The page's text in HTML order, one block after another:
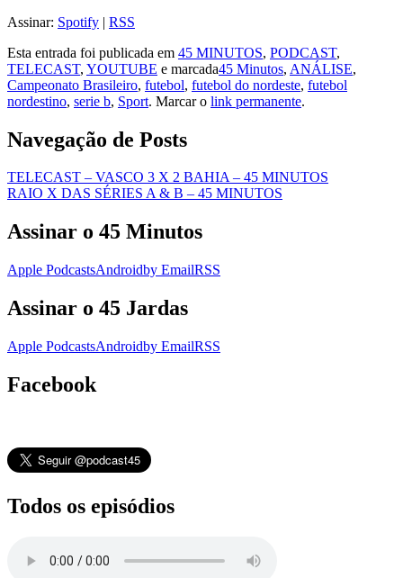
Assinar: Spotify | RSS
Esta entrada foi publicada em 45 MINUTOS, PODCAST,
TELECAST, YOUTUBE e marcada45 Minutos, ANÁLISE,
Campeonato Brasileiro, futebol, futebol do nordeste, futebol
nordestino, serie b, Sport. Marcar o link permanente.
Navegação de Posts
TELECAST – VASCO 3 X 2 BAHIA – 45 MINUTOS
RAIO X DAS SÉRIES A & B – 45 MINUTOS
Assinar o 45 Minutos
Apple PodcastsAndroidby EmailRSS
Assinar o 45 Jardas
Apple PodcastsAndroidby EmailRSS
Facebook
Todos os episódios